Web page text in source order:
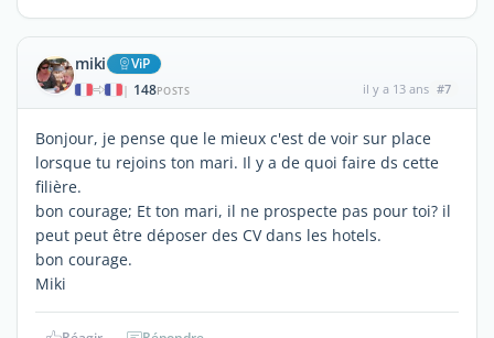
miki ViP
| 148POSTS il y a 13 ans #7
Bonjour, je pense que le mieux c'est de voir sur place
lorsque tu rejoins ton mari. Il y a de quoi faire ds cette
filière.
bon courage; Et ton mari, il ne prospecte pas pour toi? il
peut peut être déposer des CV dans les hotels.
bon courage.
Miki